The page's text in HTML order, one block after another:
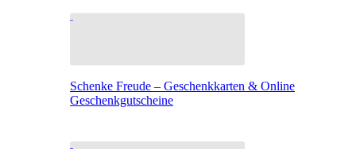
Schenke Freude – Geschenkkarten & Online
Geschenkgutscheine